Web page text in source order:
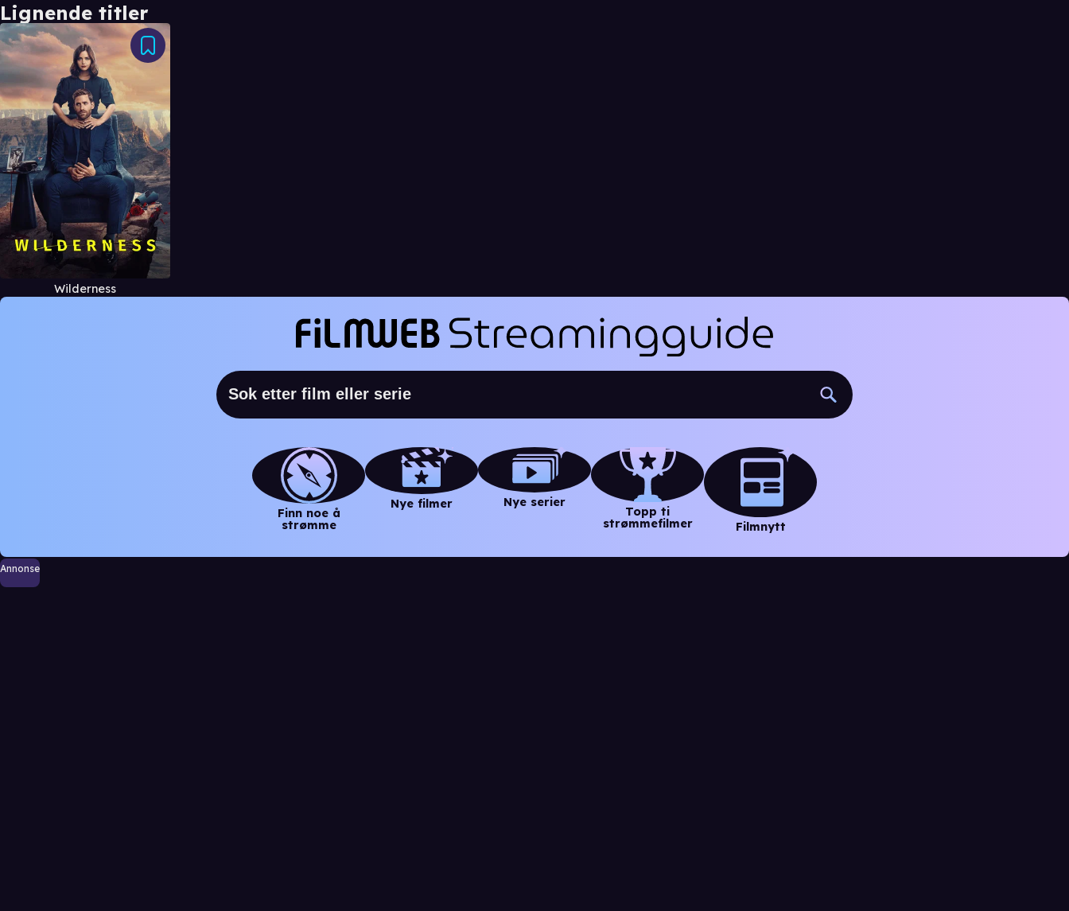
Lignende titler
Wilderness
Finn noe å
strømme
Nye filmer Nye serier
Topp ti
strømmefilmer
Filmnytt
Annonse